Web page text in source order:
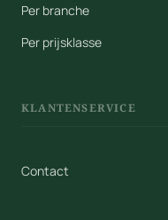
Per branche
Per prijsklasse
KLANTENSERVICE
Contact